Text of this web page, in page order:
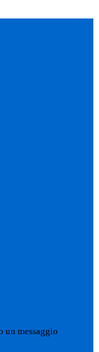
un messaggio